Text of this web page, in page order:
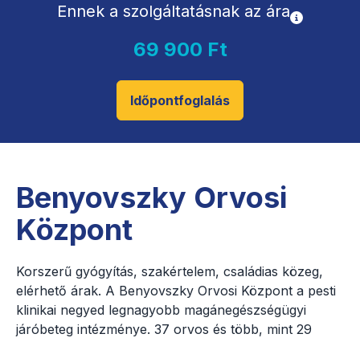
Ennek a szolgáltatásnak az ára
69 900 Ft
Időpontfoglalás
Benyovszky Orvosi
Központ
Korszerű gyógyítás, szakértelem, családias közeg,
elérhető árak. A Benyovszky Orvosi Központ a pesti
klinikai negyed legnagyobb magánegészségügyi
járóbeteg intézménye. 37 orvos és több, mint 29